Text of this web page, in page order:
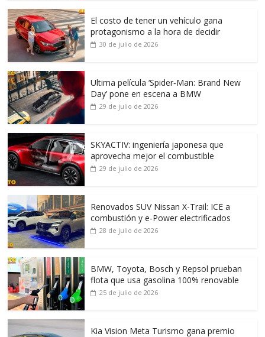
El costo de tener un vehículo gana
protagonismo a la hora de decidir
30 de julio de 2026
Ultima película ‘Spider‑Man: Brand New
Day’ pone en escena a BMW
29 de julio de 2026
SKYACTIV: ingeniería japonesa que
aprovecha mejor el combustible
29 de julio de 2026
Renovados SUV Nissan X-Trail: ICE a
combustión y e-Power electrificados
28 de julio de 2026
BMW, Toyota, Bosch y Repsol prueban
flota que usa gasolina 100% renovable
25 de julio de 2026
Kia Vision Meta Turismo gana premio